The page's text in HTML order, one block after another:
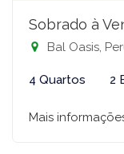
Sobrado à
Bal Oasis,
4 Quartos 2
Mais